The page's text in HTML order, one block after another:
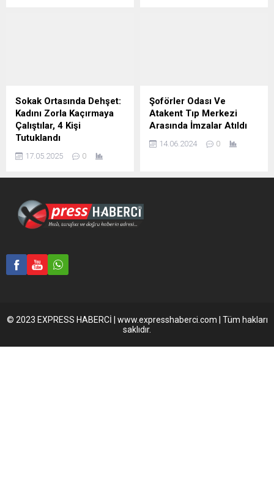
Sokak Ortasında Dehşet:
Kadını Zorla Kaçırmaya
Çalıştılar, 4 Kişi
Tutuklandı
17.05.2025 0
Şoförler Odası Ve
Atakent Tıp Merkezi
Arasında İmzalar Atıldı
14.06.2024 0
© 2023 EXPRESS HABERCİ | www.expresshaberci.com | Tüm hakları
saklıdır.